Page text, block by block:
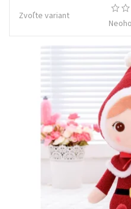
Zvoľte variant